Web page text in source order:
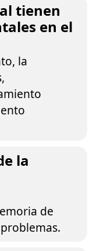
tienen
en el
la
la
de